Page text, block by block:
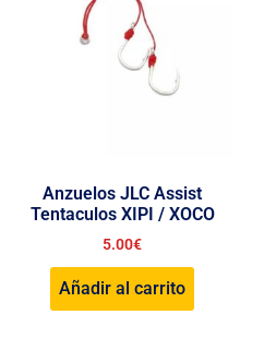
Anzuelos JLC Assist
Tentaculos XIPI / XOCO
5.00€
Añadir al carrito